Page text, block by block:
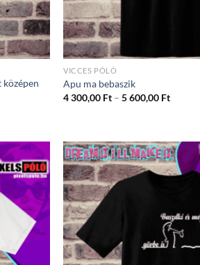
középen
VICCES PÓLÓ
Apu ma bebaszik
4 300,00 Ft – 5 600,00 Ft